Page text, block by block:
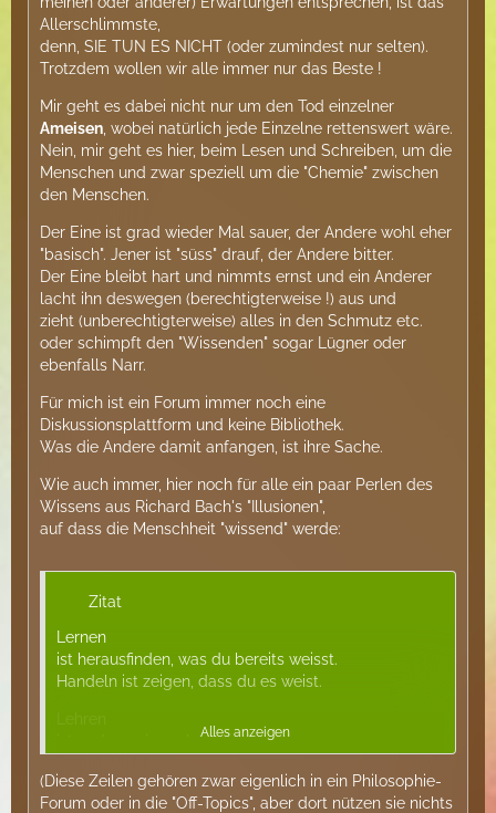
Allerschlimmste,
denn, SIE TUN ES NICHT (oder zumindest nur selten).
Trotzdem wollen wir alle immer nur das Beste !
Mir geht es dabei nicht nur um den Tod einzelner
Ameisen , wobei natürlich jede Einzelne rettenswert wäre.
Nein, mir geht es hier, beim Lesen und Schreiben, um die
Menschen und zwar speziell um die "Chemie" zwischen
den Menschen.
Der Eine ist grad wieder Mal sauer, der Andere wohl eher
"basisch". Jener ist "süss" drauf, der Andere bitter.
Der Eine bleibt hart und nimmts ernst und ein Anderer
lacht ihn deswegen (berechtigterweise !) aus und
zieht (unberechtigterweise) alles in den Schmutz etc.
oder schimpft den "Wissenden" sogar Lügner oder
ebenfalls Narr.
Für mich ist ein Forum immer noch eine
Diskussionsplattform und keine Bibliothek.
Was die Andere damit anfangen, ist ihre Sache.
Wie auch immer, hier noch für alle ein paar Perlen des
Wissens aus Richard Bach's "Illusionen",
auf dass die Menschheit "wissend" werde:
Zitat
Lernen
ist herausfinden, was du bereits weisst.
Handeln ist zeigen, dass du es weist.
Lehren
ist andere wissen lassen, dass sie es
wie du selbst.
Alles anzeigen
(Diese Zeilen gehören zwar eigenlich in ein Philosophie-
Forum oder in die "Off-Topics", aber dort nützen sie nichts